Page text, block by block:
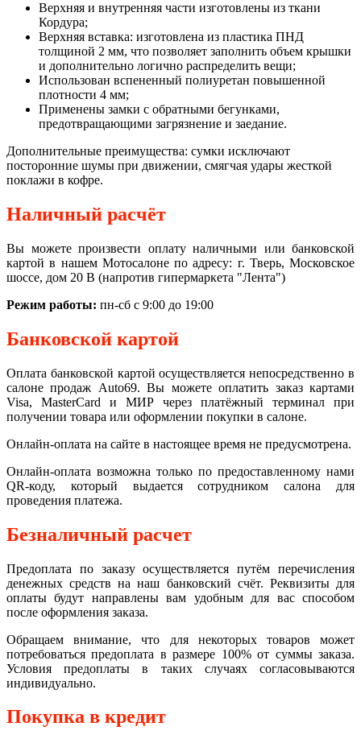
Верхняя и внутренняя части изготовлены из ткани
Кордура;
Верхняя вставка: изготовлена из пластика ПНД
толщиной 2 мм, что позволяет заполнить объем крышки
и дополнительно логично распределить вещи;
Использован вспененный полиуретан повышенной
плотности 4 мм;
Применены замки с обратными бегунками,
предотвращающими загрязнение и заедание.
Дополнительные преимущества: сумки исключают
посторонние шумы при движении, смягчая удары жесткой
поклажи в кофре.
Наличный расчёт
Вы можете произвести оплату наличными или банковской
картой в нашем Мотосалоне по адресу: г. Тверь, Московское
шоссе, дом 20 В (напротив гипермаркета "Лента")
Режим работы: пн-сб с 9:00 до 19:00
Банковской картой
Оплата банковской картой осуществляется непосредственно в
салоне продаж Auto69. Вы можете оплатить заказ картами
Visa, MasterCard и МИР через платёжный терминал при
получении товара или оформлении покупки в салоне.
Онлайн-оплата на сайте в настоящее время не предусмотрена.
Онлайн-оплата возможна только по предоставленному нами
QR-коду, который выдается сотрудником салона для
проведения платежа.
Безналичный расчет
Предоплата по заказу осуществляется путём перечисления
денежных средств на наш банковский счёт. Реквизиты для
оплаты будут направлены вам удобным для вас способом
после оформления заказа.
Обращаем внимание, что для некоторых товаров может
потребоваться предоплата в размере 100% от суммы заказа.
Условия предоплаты в таких случаях согласовываются
индивидуально.
Покупка в кредит